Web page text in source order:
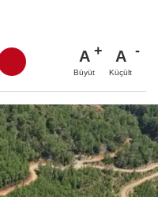
A
Büyüt
A
Küçült